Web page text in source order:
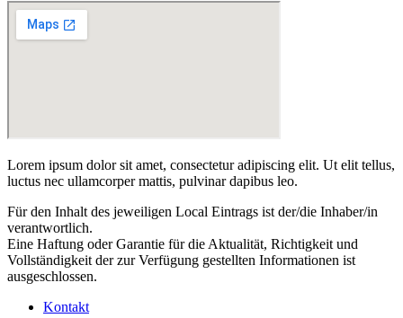
Lorem ipsum dolor sit amet, consectetur adipiscing elit. Ut elit tellus,
luctus nec ullamcorper mattis, pulvinar dapibus leo.
Für den Inhalt des jeweiligen Local Eintrags ist der/die Inhaber/in
verantwortlich.
Eine Haftung oder Garantie für die Aktualität, Richtigkeit und
Vollständigkeit der zur Verfügung gestellten Informationen ist
ausgeschlossen.
Kontakt